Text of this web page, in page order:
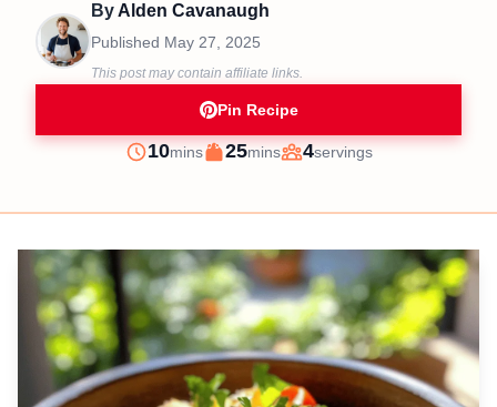
ByAlden Cavanaugh
Published May 27, 2025
This post may contain affiliate links.
Pin Recipe
Prep
10minutes
mins
Cook
25minutes
mins
Servings
4servings